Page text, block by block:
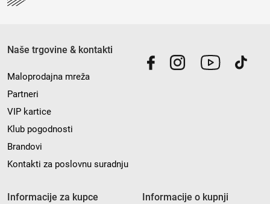
Naše trgovine & kontakti
Maloprodajna mreža
Partneri
VIP kartice
Klub pogodnosti
Brandovi
Kontakti za poslovnu suradnju
Informacije za kupce Informacije o kupnji